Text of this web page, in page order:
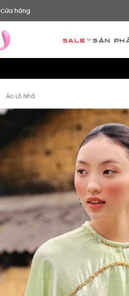
Cửa hàng
Sale Sản
Áo Lô Nhã